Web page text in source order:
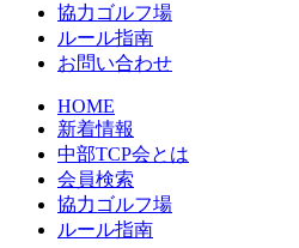
協力ゴルフ場
ルール指南
お問い合わせ
HOME
新着情報
中部TCP会とは
会員検索
協力ゴルフ場
ルール指南